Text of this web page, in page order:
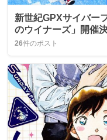
新世紀GPXサイバー
のウイナーズ」開催
26件のポスト